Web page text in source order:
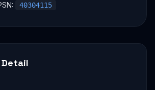
40304115